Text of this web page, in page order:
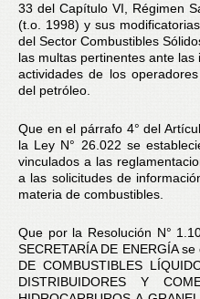
33 del Capítulo VI, Régimen
(t.o. 1998) y sus
del Sector Combustibles
las multas pertinentes ante
actividades de los
del petróleo.
Que en el párrafo 4° del
la Ley N° 26.022 se
vinculados a las
a las solicitudes de
materia de combustibles.
Que por la Resolución N°
SECRETARÍA DE ENERGÍA
DE COMBUSTIBLES
DISTRIBUIDORES Y